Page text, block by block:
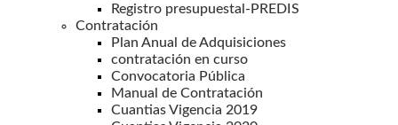
Registro presupuestal-PREDIS
Contratación
Plan Anual de Adquisiciones
contratación en curso
Convocatoria Pública
Manual de Contratación
Cuantias Vigencia 2019